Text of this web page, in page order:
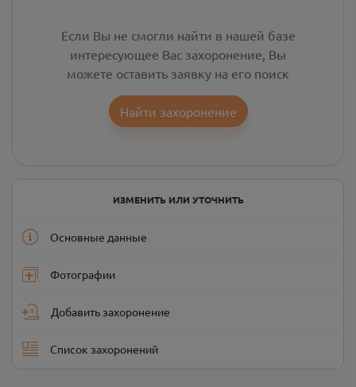
Если Вы не смогли найти в нашей базе
интересующее Вас захоронение, Вы
можете оставить заявку на его поиск
Найти захоронение
ИЗМЕНИТЬ ИЛИ УТОЧНИТЬ
Основные данные
Фотографии
Добавить захоронение
Список захоронений